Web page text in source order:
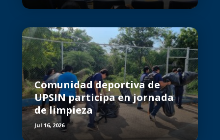
Comunidad deportiva de
UPSIN participa en jornada
de limpieza
Jul 16, 2026